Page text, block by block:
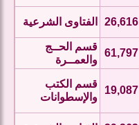
26,616 الفتاوى الشرعية
61,797
قسم الحــج
والعمــرة
19,087
قسم الكتب
والإسطوانات